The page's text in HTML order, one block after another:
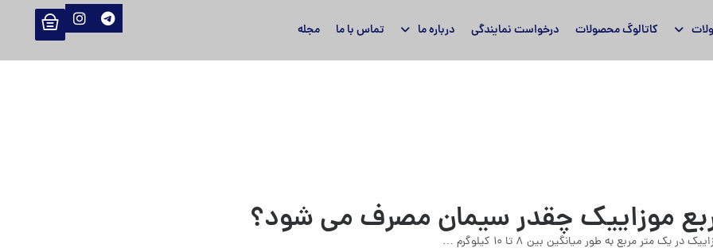
کاتالوگ محصولات درخواست نمایندگی درباره ما تماس با ما مجله
مربع به طور میانگین بین ۸ تا ۱۰ کیلوگرم …